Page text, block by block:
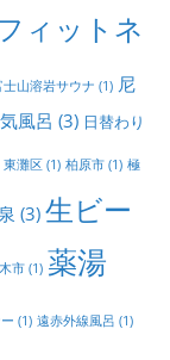
ィットネ
士山溶岩サウナ (1) 尼
風呂 (3) 日替わり
東灘区 (1) 柏原市 (1) 極
(3) 生ビー
市 (1) 薬湯
(1) 遠赤外線風呂 (1)